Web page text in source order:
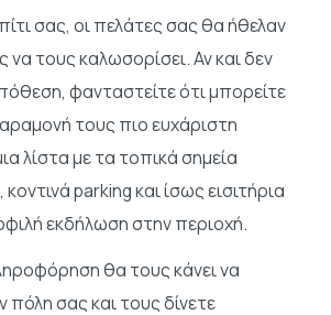
σας, οι πελάτες σας θα ήθελαν
να τους καλωσορίσει. Αν και δεν
φανταστείτε ότι μπορείτε
τους πιο ευχάριστη
λίστα με τα τοπικά σημεία
parking και ίσως εισιτήρια
εκδήλωση στην περιοχή.
θα τους κάνει να
σας και τους δίνετε